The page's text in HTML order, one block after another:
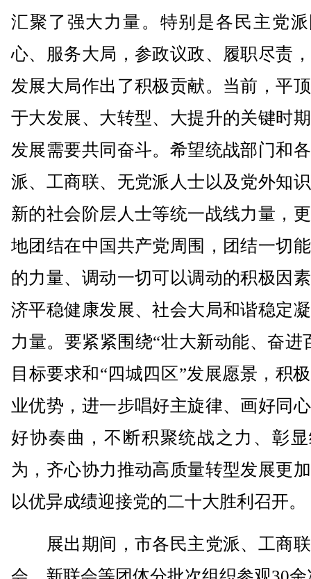
汇聚了强大力量。特别是各民主党
心、服务大局，参政议政、履职尽责
发展大局作出了积极贡献。当前，平
于大发展、大转型、大提升的关键时
发展需要共同奋斗。希望统战部门和
派、工商联、无党派人士以及党外知
新的社会阶层人士等统一战线力量，
地团结在中国共产党周围，团结一切
的力量、调动一切可以调动的积极因
济平稳健康发展、社会大局和谐稳定
力量。要紧紧围绕“壮大新动能、奋进
目标要求和“四城四区”发展愿景，积
业优势，进一步唱好主旋律、画好同
好协奏曲，不断积聚统战之力、彰
为，齐心协力推动高质量转型发展更
以优异成绩迎接党的二十大胜利召开。
展出期间，市各民主党派、工商